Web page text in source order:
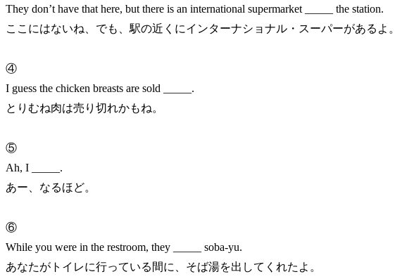
They don’t have that here, but there is an international supermarket _____ the station.
ここにはないね、でも、駅の近くにインターナショナル・スーパーがあるよ。
④
I guess the chicken breasts are sold _____.
とりむね肉は売り切れかもね。
⑤
Ah, I _____.
あー、なるほど。
⑥
While you were in the restroom, they _____ soba-yu.
あなたがトイレに行っている間に、そば湯を出してくれたよ。